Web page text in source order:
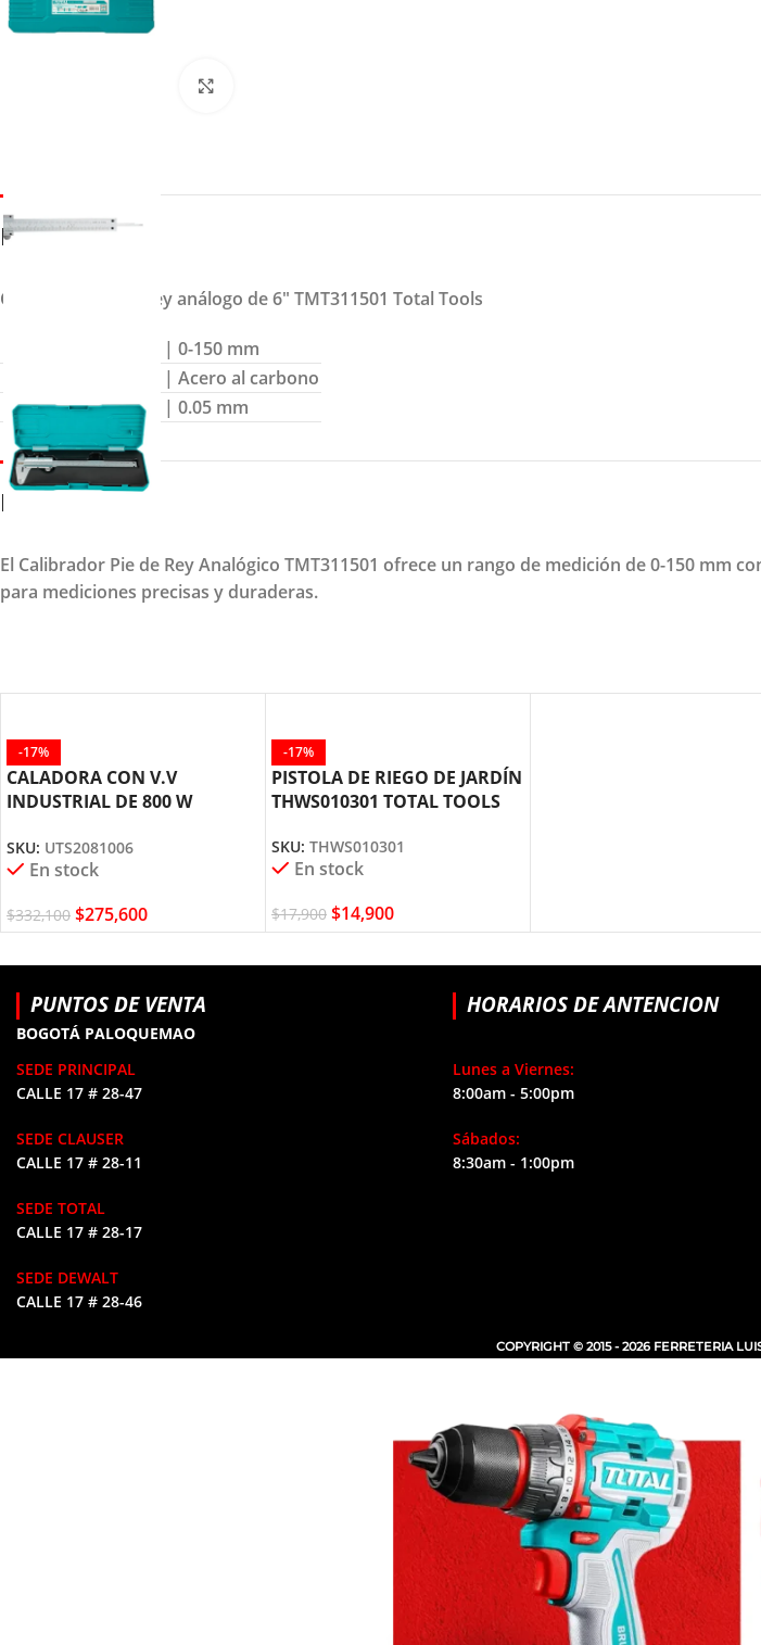
DETALLES
Calibrador pie de rey análogo de 6″ TMT311501 Total Tools
| 0-150 mm
| Acero al carbono
Escala
| 0.05 mm
DESCRIPCION
El Calibrador Pie de Rey Analógico TMT311501 ofrece un rango de medición de 0-150 mm
para mediciones precisas y duraderas.
-17%
CALADORA CON V.V
INDUSTRIAL DE 800 W
SKU: UTS2081006
En stock
$332,100 $275,600
-17%
PISTOLA DE RIEGO DE JARDÍN
THWS010301 TOTAL TOOLS
SKU: THWS010301
En stock
$17,900 $14,900
PUNTOS DE VENTA
BOGOTÁ PALOQUEMAO
SEDE PRINCIPAL
CALLE 17 # 28-47
SEDE CLAUSER
CALLE 17 # 28-11
SEDE TOTAL
CALLE 17 # 28-17
SEDE DEWALT
CALLE 17 # 28-46
HORARIOS DE ANTENCION
Lunes a Viernes:
8:00am - 5:00pm
Sábados:
8:30am - 1:00pm
COPYRIGHT © 2015 - 2026 FERRETERIA